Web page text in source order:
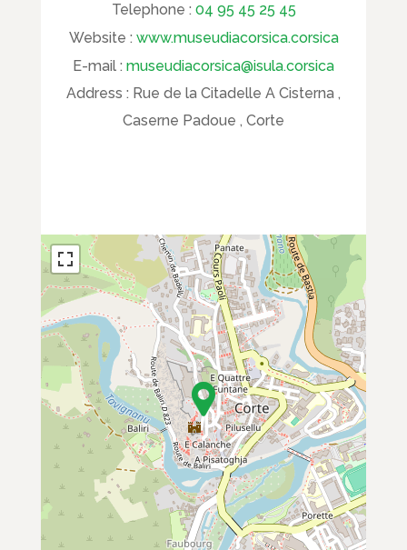
Telephone : 04 95 45 25 45
Website : www.museudiacorsica.corsica
E-mail : museudiacorsica@isula.corsica
Address : Rue de la Citadelle A Cisterna ,
Caserne Padoue , Corte